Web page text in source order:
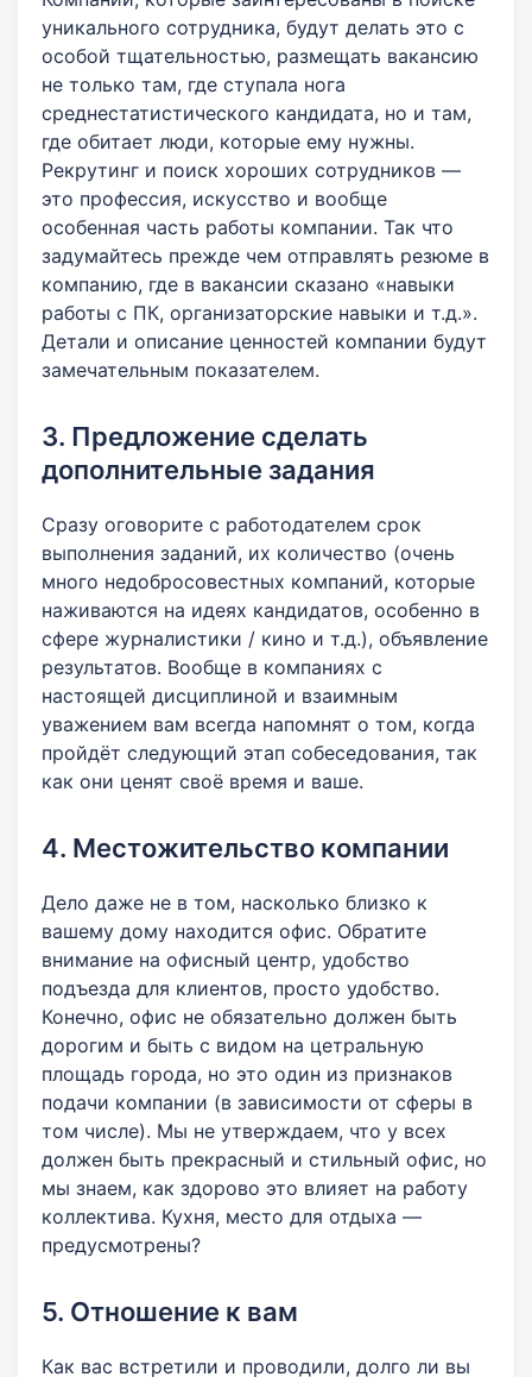
уникального сотрудника, будут делать это с
особой тщательностью, размещать вакансию
не только там, где ступала нога
среднестатистического кандидата, но и там,
где обитает люди, которые ему нужны.
Рекрутинг и поиск хороших сотрудников —
это профессия, искусство и вообще
особенная часть работы компании. Так что
задумайтесь прежде чем отправлять резюме в
компанию, где в вакансии сказано «навыки
работы с ПК, организаторские навыки и т.д.».
Детали и описание ценностей компании будут
замечательным показателем.
3. Предложение сделать
дополнительные задания
Сразу оговорите с работодателем срок
выполнения заданий, их количество (очень
много недобросовестных компаний, которые
наживаются на идеях кандидатов, особенно в
сфере журналистики / кино и т.д.), объявление
результатов. Вообще в компаниях с
настоящей дисциплиной и взаимным
уважением вам всегда напомнят о том, когда
пройдёт следующий этап собеседования, так
как они ценят своё время и ваше.
4. Местожительство компании
Дело даже не в том, насколько близко к
вашему дому находится офис. Обратите
внимание на офисный центр, удобство
подъезда для клиентов, просто удобство.
Конечно, офис не обязательно должен быть
дорогим и быть с видом на цетральную
площадь города, но это один из признаков
подачи компании (в зависимости от сферы в
том числе). Мы не утверждаем, что у всех
должен быть прекрасный и стильный офис, но
мы знаем, как здорово это влияет на работу
коллектива. Кухня, место для отдыха —
предусмотрены?
5. Отношение к вам
Как вас встретили и проводили, долго ли вы